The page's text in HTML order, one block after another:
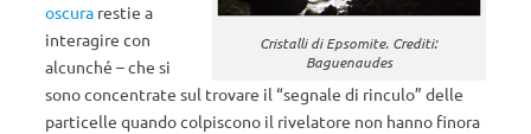
Cristalli di Epsomite. Crediti:
Baguenaudes
oscura restie a
interagire con
alcunché – che si
sono concentrate sul trovare il “segnale di rinculo” delle
particelle quando colpiscono il rivelatore non hanno finora